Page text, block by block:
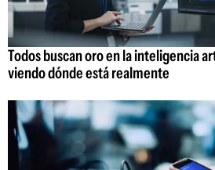
Todos buscan oro en la inteligencia
viendo dónde está realmente